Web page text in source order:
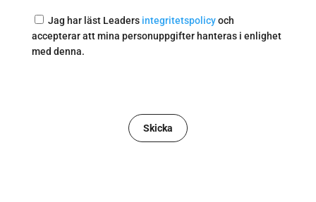
Samtycke
Jag har läst Leaders integritetspolicyoch
accepterar att mina personuppgifter hanteras i enlighet
med denna.